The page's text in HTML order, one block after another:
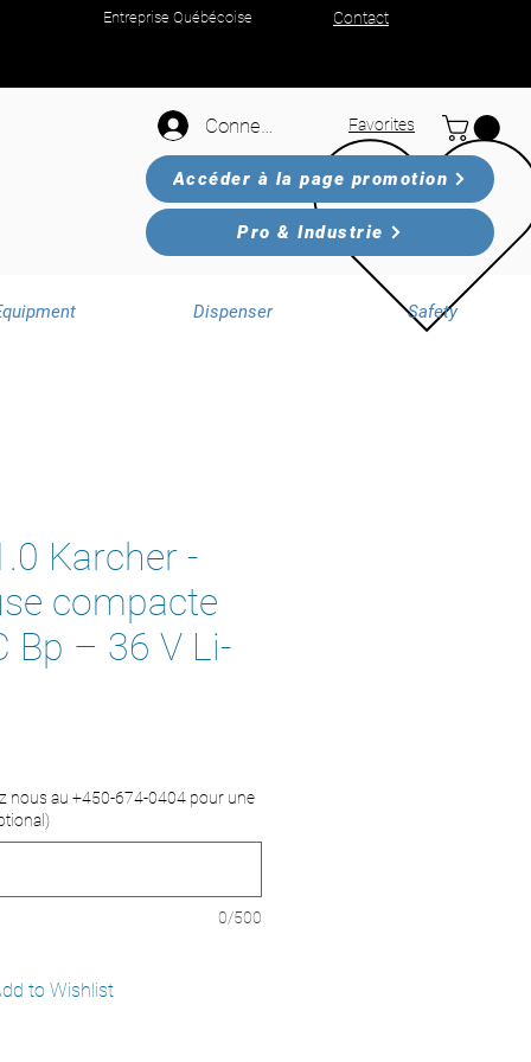
Entreprise Québécoise Contact
Connexion Favorites
Accéder à la page promotion
Pro & Industrie
Dispenser Safety
Karcher -
compacte
Bp – 36 V Li-
nous au +450-674-0404 pour une
0/500
to Wishlist